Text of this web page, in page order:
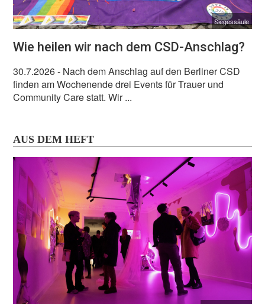
Siegessäule
Wie heilen wir nach dem CSD-Anschlag?
30.7.2026- Nach dem Anschlag auf den Berliner CSD
finden am Wochenende drei Events für Trauer und
Community Care statt. Wir ...
AUS DEM HEFT